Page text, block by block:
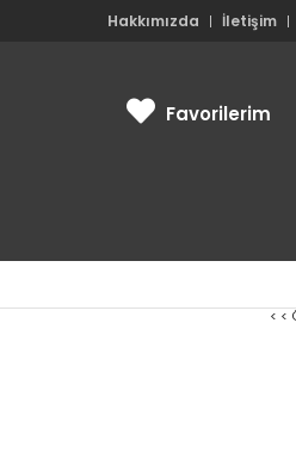
Hakkımızda İletişim
Favorilerim
< <